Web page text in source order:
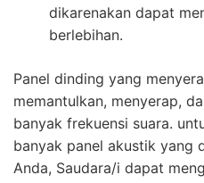
dikarenakan dapat
berlebihan.
Panel dinding yang
memantulkan, menyerap,
banyak frekuensi suara.
banyak panel akustik yang
Anda, Saudara/i dapat